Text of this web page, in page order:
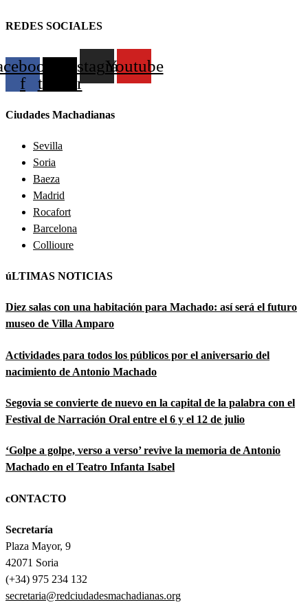
REDES SOCIALES
f
twitter
InstagramYoutube
Ciudades Machadianas
Sevilla
Soria
Baeza
Madrid
Rocafort
Barcelona
Collioure
úLTIMAS NOTICIAS
Diez salas con una habitación para Machado: así será el futuro
museo de Villa Amparo
Actividades para todos los públicos por el aniversario del
nacimiento de Antonio Machado
Segovia se convierte de nuevo en la capital de la palabra con el
Festival de Narración Oral entre el 6 y el 12 de julio
‘Golpe a golpe, verso a verso’ revive la memoria de Antonio
Machado en el Teatro Infanta Isabel
cONTACTO
Secretaría
Plaza Mayor, 9
42071 Soria
(+34) 975 234 132
secretaria@redciudadesmachadianas.org